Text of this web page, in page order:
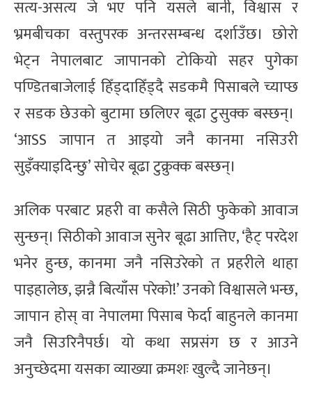
सत्य-असत्य जे भए पनि यसले बानी, विश्वास र
भ्रमबीचका वस्तुपरक अन्तरसम्बन्ध दर्शाउँछ। छोरो
भेट्न नेपालबाट जापानको टोकियो सहर पुगेका
पण्डितबाजेलाई हिँड्दाहिँड्दै सडकमै पिसाबले च्याप्छ
र सडक छेउको बुटामा छलिएर बूढा टुसुक्क बस्छन्।
‘आSS जापान त आइयो जनै कानमा नसिउरी
सुइँक्याइदिन्छु’ सोचेर बूढा टुक्रुक्क बस्छन्।
अलिक परबाट प्रहरी वा कसैले सिठी फुकेको आवाज
सुन्छन्। सिठीको आवाज सुनेर बूढा आत्तिए, ‘हैट् परदेश
भनेर हुन्छ, कानमा जनै नसिउरेको त प्रहरीले थाहा
पाइहालेछ, झन्नै बित्याँस परेको!’ उनको विश्वासले भन्छ,
जापान होस् वा नेपालमा पिसाब फेर्दा बाहुनले कानमा
जनै सिउरिनैपर्छ। यो कथा सप्रसंग छ र आउने
अनुच्छेदमा यसका व्याख्या क्रमशः खुल्दै जानेछन्।